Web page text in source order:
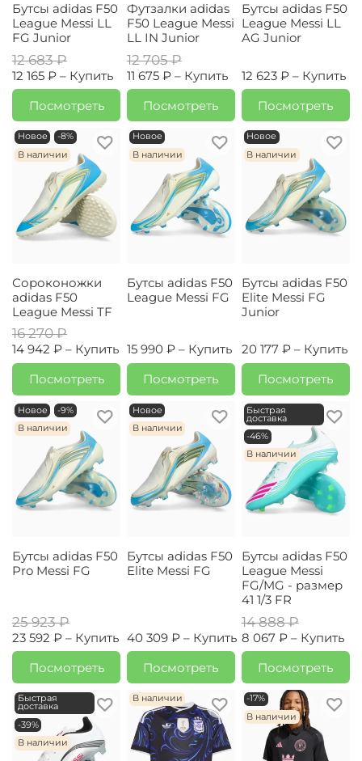
Бутсы adidas F50
League Messi LL
FG Junior
12 683 ₽
12 165 ₽ – Купить
Посмотреть
Футзалки adidas
F50 League Messi
LL IN Junior
12 705 ₽
11 675 ₽ – Купить
Посмотреть
Бутсы adidas F50
League Messi LL
AG Junior
12 623 ₽ – Купить
Посмотреть
Новое
-8%
В наличии
Сороконожки
adidas F50
League Messi TF
16 270 ₽
14 942 ₽ – Купить
Посмотреть
Новое
В наличии
Бутсы adidas F50
League Messi FG
15 990 ₽ – Купить
Посмотреть
Новое
В наличии
Бутсы adidas F50
Elite Messi FG
Junior
20 177 ₽ – Купить
Посмотреть
Новое
-9%
В наличии
Бутсы adidas F50
Pro Messi FG
25 923 ₽
23 592 ₽ – Купить
Посмотреть
Новое
В наличии
Бутсы adidas F50
Elite Messi FG
40 309 ₽ – Купить
Посмотреть
Быстрая
доставка
-46%
В наличии
Бутсы adidas F50
League Messi
FG/MG - размер
41 1/3 FR
14 888 ₽
8 067 ₽ – Купить
Посмотреть
Быстрая
доставка
-39%
В наличии
В наличии
-17%
В наличии